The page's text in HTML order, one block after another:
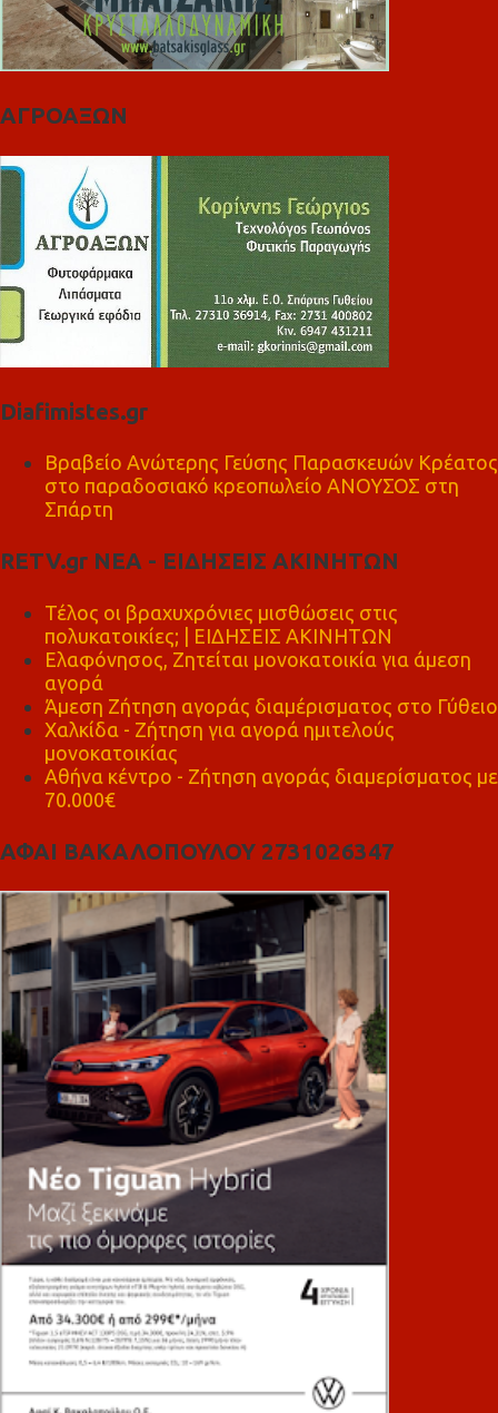
ΑΓΡΟΑΞΩΝ
Diafimistes.gr
Βραβείο Ανώτερης Γεύσης Παρασκευών Κρέατος
στο παραδοσιακό κρεοπωλείο ΑΝΟΥΣΟΣ στη
Σπάρτη
RETV.gr ΝΕΑ - ΕΙΔΗΣΕΙΣ ΑΚΙΝΗΤΩΝ
Τέλος οι βραχυχρόνιες μισθώσεις στις
πολυκατοικίες; | ΕΙΔΗΣΕΙΣ ΑΚΙΝΗΤΩΝ
Ελαφόνησος, Ζητείται μονοκατοικία για άμεση
αγορά
Άμεση Ζήτηση αγοράς διαμέρισματος στο Γύθειο
Χαλκίδα - Ζήτηση για αγορά ημιτελούς
μονοκατοικίας
Αθήνα κέντρο - Ζήτηση αγοράς διαμερίσματος με
70.000€
ΑΦΑΙ ΒΑΚΑΛΟΠΟΥΛΟΥ 2731026347